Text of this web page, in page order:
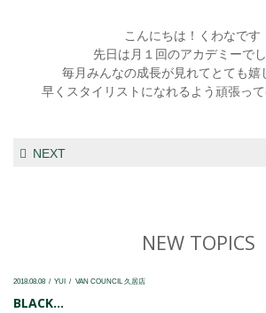
こんにちは！くわなです
先日は月１回のアカデミーでし
毎月みんなの成長が見れてとても嬉
早くスタイリストになれるよう頑張っ
NEXT
NEW TOPICS
2018.08.08 YUI VAN COUNCIL 久居店
BLACK...